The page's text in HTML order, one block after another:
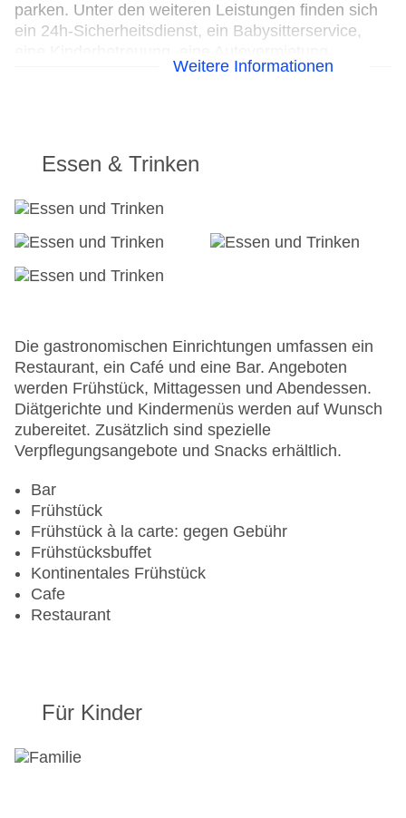
parken. Unter den weiteren Leistungen finden sich
ein 24h-Sicherheitsdienst, ein Babysitterservice,
medizinische Betreuung, ein Zimmerservice, ein
Ausrüstung. Bei Geschäftlichem hilft das Business-
Center gerne weiter und bietet ein Faxgerät an.
24h Rezeption
Parkplatz
Check-out bis: 11:00:00
Garten: ohne Gebühr
Hoteleröffnung: 2009
Hotelsafe
WLAN/WiFi im Hotel: gegen Gebühr
Lift
Minimarkt
Anzahl der Aufzüge: 1
Haustiere
Zimmerservice
Sonnenterrasse
Gesamtanzahl der Stockwerke: 18
Gesamtanzahl der Zimmer: 1001
Pools:Kinderbecken, Beheizter Außenpool, Indoor
Landeskategorie: 4 Sterne
Weitere Informationen
Essen & Trinken
Die gastronomischen Einrichtungen umfassen ein
Restaurant, ein Café und eine Bar. Angeboten
werden Frühstück, Mittagessen und Abendessen.
Diätgerichte und Kindermenüs werden auf Wunsch
zubereitet. Zusätzlich sind spezielle
Verpflegungsangebote und Snacks erhältlich.
Bar
Frühstück
Frühstück à la carte: gegen Gebühr
Frühstücksbuffet
Kontinentales Frühstück
Cafe
Restaurant
Für Kinder